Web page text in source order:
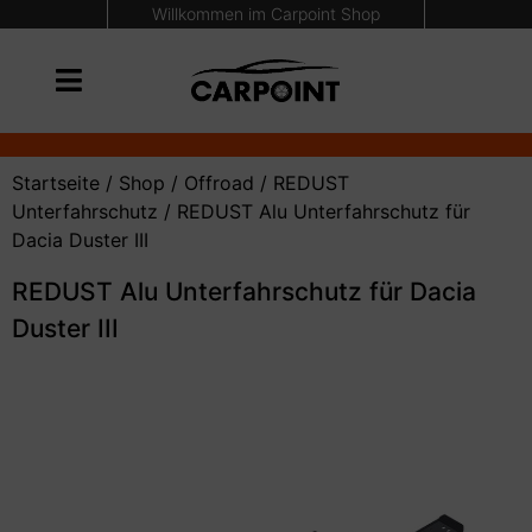
Willkommen im Carpoint Shop
Startseite / Shop / Offroad / REDUST
Unterfahrschutz / REDUST Alu Unterfahrschutz für
Dacia Duster III
REDUST Alu Unterfahrschutz für Dacia
Duster III